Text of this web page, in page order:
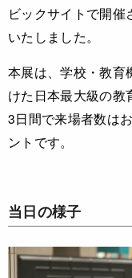
ビックサイトで開催
いたしました。
本展は、学校・教育
けた日本最大級の教
3日間で来場者数は
ントです。
当日の様子